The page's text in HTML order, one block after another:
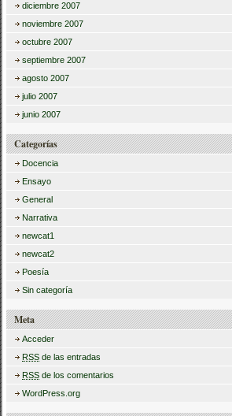
diciembre 2007
noviembre 2007
octubre 2007
septiembre 2007
agosto 2007
julio 2007
junio 2007
Categorías
Docencia
Ensayo
General
Narrativa
newcat1
newcat2
Poesía
Sin categoría
Meta
Acceder
RSS de las entradas
RSS de los comentarios
WordPress.org